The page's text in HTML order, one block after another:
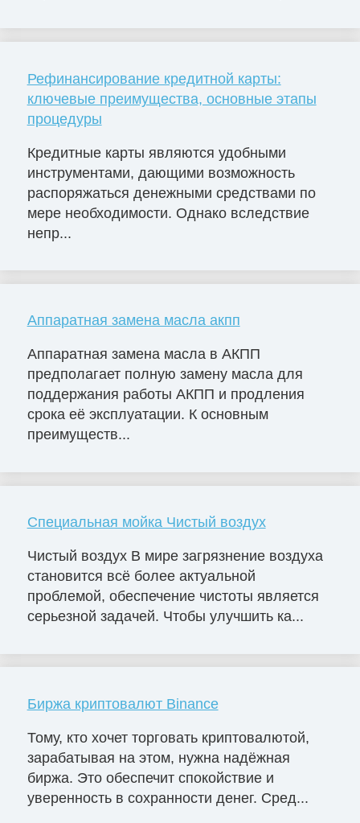
Рефинансирование кредитной карты:
ключевые преимущества, основные этапы
процедуры
Кредитные карты являются удобными
инструментами, дающими возможность
распоряжаться денежными средствами по
мере необходимости. Однако вследствие
непр...
Аппаратная замена масла акпп
Аппаратная замена масла в АКПП
предполагает полную замену масла для
поддержания работы АКПП и продления
срока её эксплуатации. К основным
преимуществ...
Специальная мойка Чистый воздух
Чистый воздух В мире загрязнение воздуха
становится всё более актуальной
проблемой, обеспечение чистоты является
серьезной задачей. Чтобы улучшить ка...
Биржа криптовалют Binance
Тому, кто хочет торговать криптовалютой,
зарабатывая на этом, нужна надёжная
биржа. Это обеспечит спокойствие и
уверенность в сохранности денег. Сред...